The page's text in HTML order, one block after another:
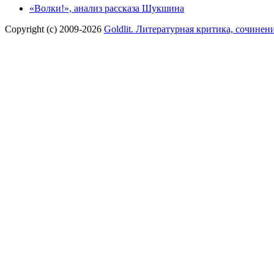
«Волки!», анализ рассказа Шукшина
Copyright (c) 2009-2026 Goldlit. Литературная критика,